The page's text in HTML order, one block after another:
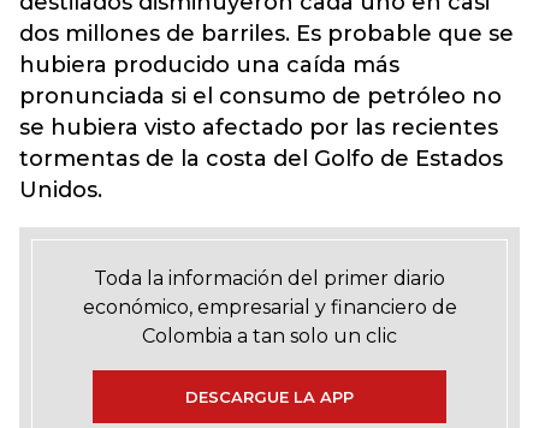
dos millones de barriles. Es probable que se
hubiera producido una caída más
pronunciada si el consumo de petróleo no
se hubiera visto afectado por las recientes
tormentas de la costa del Golfo de Estados
Unidos.
Toda la información del primer diario
económico, empresarial y financiero de
Colombia a tan solo un clic
DESCARGUE LA APP